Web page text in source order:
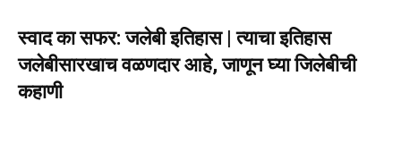
स्वाद का सफर: जलेबी इतिहास | त्याचा इतिहास
जलेबीसारखाच वळणदार आहे, जाणून घ्या जिलेबीची
कहाणी